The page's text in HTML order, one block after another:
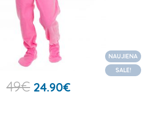
NAUJIENA
SALE!
49€ 24.90€